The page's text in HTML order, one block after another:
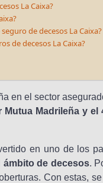
La Caixa?
de decesos La Caixa?
de decesos La Caixa?
en el sector
Mutua Madrileña y el
en uno de los
ámbito de decesos.
Con estas,